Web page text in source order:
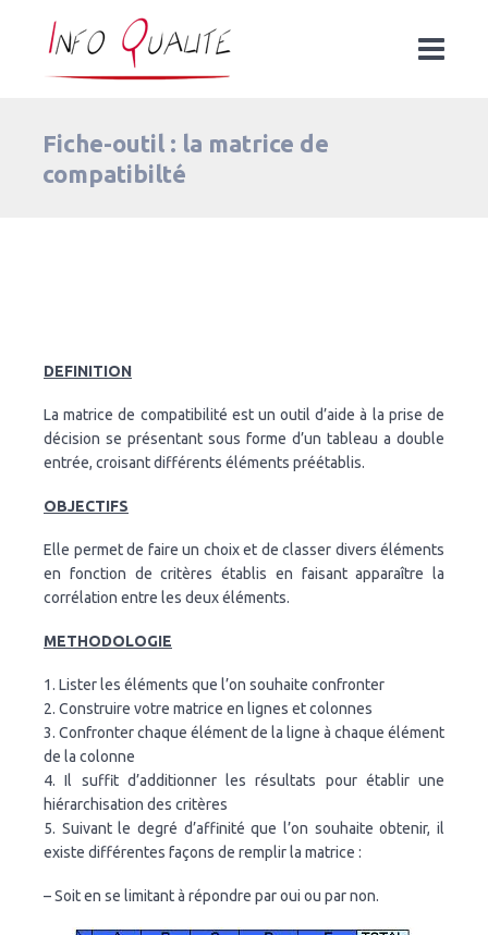
Fiche-outil : la matrice de
compatibilté
DEFINITION
La matrice de compatibilité est un outil d’aide à la prise de
décision se présentant sous forme d’un tableau a double
entrée, croisant différents éléments préétablis.
OBJECTIFS
Elle permet de faire un choix et de classer divers éléments
en fonction de critères établis en faisant apparaître la
corrélation entre les deux éléments.
METHODOLOGIE
1. Lister les éléments que l’on souhaite confronter
2. Construire votre matrice en lignes et colonnes
3. Confronter chaque élément de la ligne à chaque élément
de la colonne
4. Il suffit d’additionner les résultats pour établir une
hiérarchisation des critères
5. Suivant le degré d’affinité que l’on souhaite obtenir, il
existe différentes façons de remplir la matrice :
– Soit en se limitant à répondre par oui ou par non.